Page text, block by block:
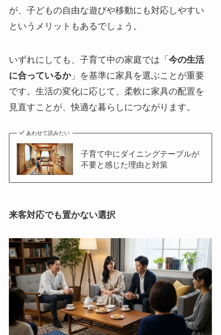
が、子どもの自由な遊びや移動にも対応しやすい
というメリットもあるでしょう。
いずれにしても、子育て中の家庭では「 今の生活
に合っているか」を基準に家具を選ぶことが重要
です。生活の変化に応じて、柔軟に家具の配置を
見直すことが、快適な暮らしにつながります。
あわせて読みたい
子育て中にダイニングテーブルが
不要と感じた理由と対策
来客対応でも置かない選択